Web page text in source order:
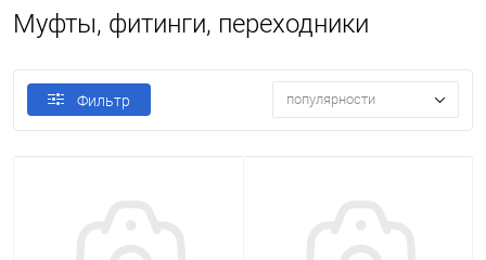
Муфты, фитинги, переходники
Фильтр популярности